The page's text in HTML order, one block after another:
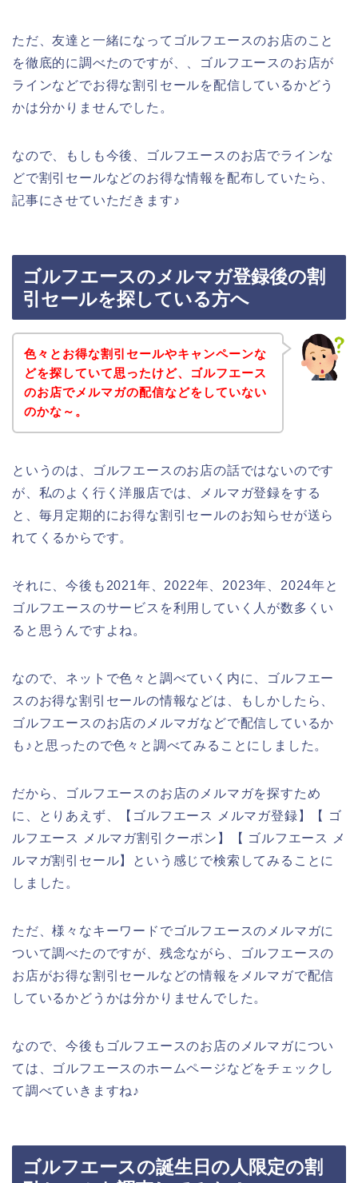
ただ、友達と一緒になってゴルフエースのお店のこと
を徹底的に調べたのですが、、ゴルフエースのお店が
ラインなどでお得な割引セールを配信しているかどう
かは分かりませんでした。
なので、もしも今後、ゴルフエースのお店でラインな
どで割引セールなどのお得な情報を配布していたら、
記事にさせていただきます♪
ゴルフエースのメルマガ登録後の割
引セールを探している方へ
色々とお得な割引セールやキャンペーンな
どを探していて思ったけど、ゴルフエース
のお店でメルマガの配信などをしていない
のかな～。
というのは、ゴルフエースのお店の話ではないのです
が、私のよく行く洋服店では、メルマガ登録をする
と、毎月定期的にお得な割引セールのお知らせが送ら
れてくるからです。
それに、今後も2021年、2022年、2023年、2024年と
ゴルフエースのサービスを利用していく人が数多くい
ると思うんですよね。
なので、ネットで色々と調べていく内に、ゴルフエー
スのお得な割引セールの情報などは、もしかしたら、
ゴルフエースのお店のメルマガなどで配信しているか
も♪と思ったので色々と調べてみることにしました。
だから、ゴルフエースのお店のメルマガを探すため
に、とりあえず、【ゴルフエース メルマガ登録】【 ゴ
ルフエース メルマガ割引クーポン】【 ゴルフエース メ
ルマガ割引セール】という感じで検索してみることに
しました。
ただ、様々なキーワードでゴルフエースのメルマガに
ついて調べたのですが、残念ながら、ゴルフエースの
お店がお得な割引セールなどの情報をメルマガで配信
しているかどうかは分かりませんでした。
なので、今後もゴルフエースのお店のメルマガについ
ては、ゴルフエースのホームページなどをチェックし
て調べていきますね♪
ゴルフエースの誕生日の人限定の割